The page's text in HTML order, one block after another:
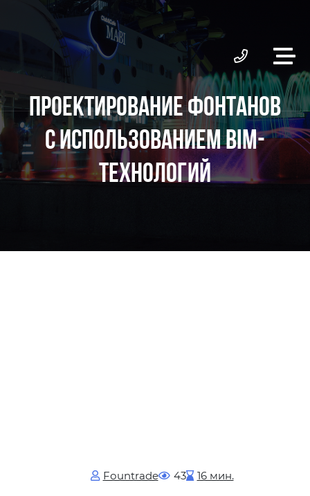
ПРОЕКТИРОВАНИЕ ФОНТАНОВ
С ИСПОЛЬЗОВАНИЕМ BIM-
ТЕХНОЛОГИЙ
Fоuntrade 43 16 мин.